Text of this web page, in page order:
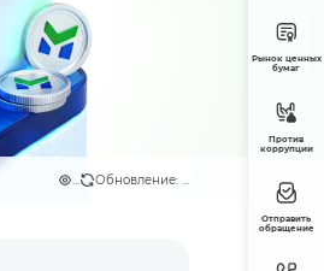
Обновление: ...
Рынок ценных
бумаг
Против
коррупции
Отправить
обращение